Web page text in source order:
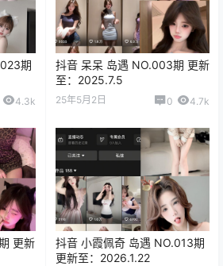
期
4.3k
抖音 呆呆 岛遇 NO.003期 更新
至：2025.7.5
25年5月2日 0 4.7k
更新
抖音 小霞佩奇 岛遇 NO.013期
更新至：2026.1.22